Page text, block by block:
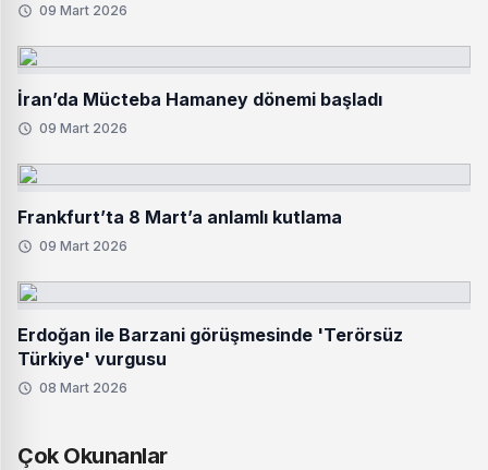
09 Mart 2026
İran’da Mücteba Hamaney dönemi başladı
09 Mart 2026
Frankfurt’ta 8 Mart’a anlamlı kutlama
09 Mart 2026
Erdoğan ile Barzani görüşmesinde 'Terörsüz
Türkiye' vurgusu
08 Mart 2026
Çok Okunanlar